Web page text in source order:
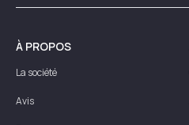
À PROPOS
La société
Avis